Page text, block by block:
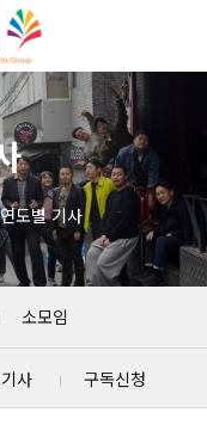
연도별 기사
소모임
사 구독신청